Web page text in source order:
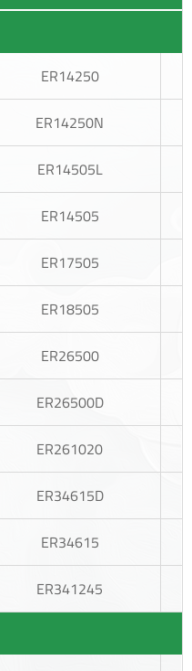
ER14250
ER14250N
ER14505L
ER14505
ER17505
ER18505
ER26500
ER26500D
ER261020
ER34615D
ER34615
ER341245